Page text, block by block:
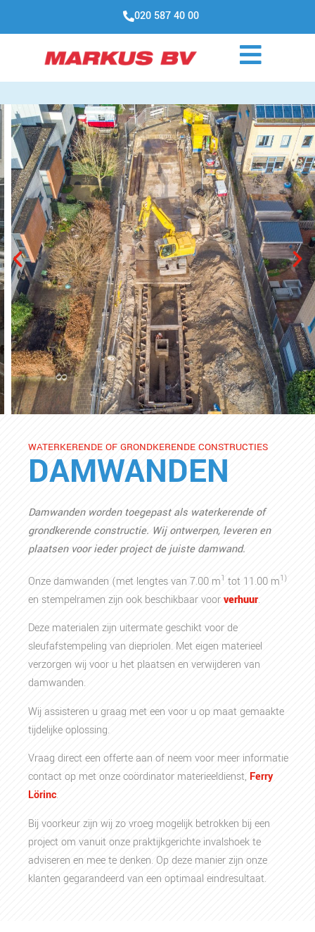
020 587 40 00
WATERKERENDE OF GRONDKERENDE CONSTRUCTIES
DAMWANDEN
Damwanden worden toegepast als waterkerende of
grondkerende constructie. Wij ontwerpen, leveren en
plaatsen voor ieder project de juiste damwand.
Onze damwanden (met lengtes van 7.00 m1 tot 11.00 m1)
en stempelramen zijn ook beschikbaar voorverhuur.
Deze materialen zijn uitermate geschikt voor de
sleufafstempeling van diepriolen. Met eigen materieel
verzorgen wij voor u het plaatsen en verwijderen van
damwanden.
Wij assisteren u graag met een voor u op maat gemaakte
tijdelijke oplossing.
Vraag direct een offerte aan of neem voor meer informatie
contact op met onze coördinator materieeldienst, Ferry
Lörinc.
Bij voorkeur zijn wij zo vroeg mogelijk betrokken bij een
project om vanuit onze praktijkgerichte invalshoek te
adviseren en mee te denken. Op deze manier zijn onze
klanten gegarandeerd van een optimaal eindresultaat.